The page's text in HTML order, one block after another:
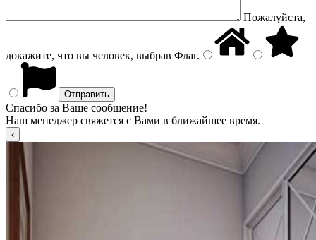
Пожалуйста,
докажите, что вы человек, выбрав Флаг.
Спасибо за Ваше сообщение!
Наш менеджер свяжется с Вами в ближайшее время.